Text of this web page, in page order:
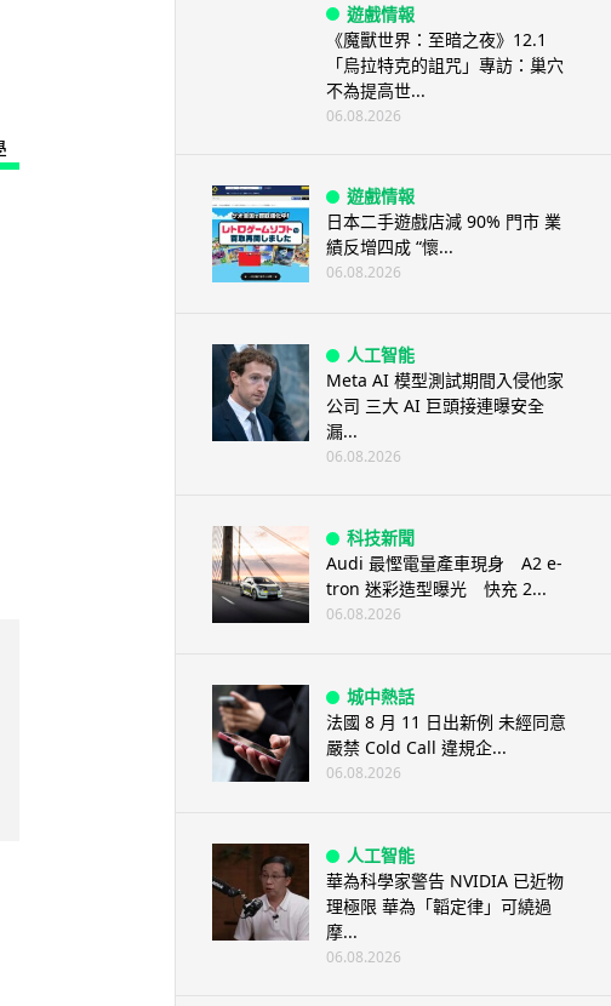
遊戲情報
《魔獸世界：至暗之夜》12.1
「烏拉特克的詛咒」專訪：巢穴
不為提高世...
06.08.2026
遊戲情報
日本二手遊戲店減 90% 門市 業
績反增四成 “懷...
06.08.2026
人工智能
Meta AI 模型測試期間入侵他家
公司 三大 AI 巨頭接連曝安全
漏...
06.08.2026
科技新聞
Audi 最慳電量產車現身 A2 e-
tron 迷彩造型曝光 快充 2...
06.08.2026
城中熱話
法國 8 月 11 日出新例 未經同意
嚴禁 Cold Call 違規企...
06.08.2026
人工智能
華為科學家警告 NVIDIA 已近物
理極限 華為「韜定律」可繞過
摩...
06.08.2026